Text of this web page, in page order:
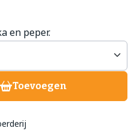
en peper.
Toevoegen